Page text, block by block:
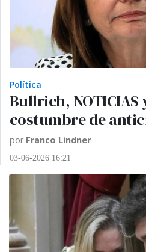
Política
Bullrich, NOTICIAS
costumbre de
por Franco Lindner
03-06-2026 16:21